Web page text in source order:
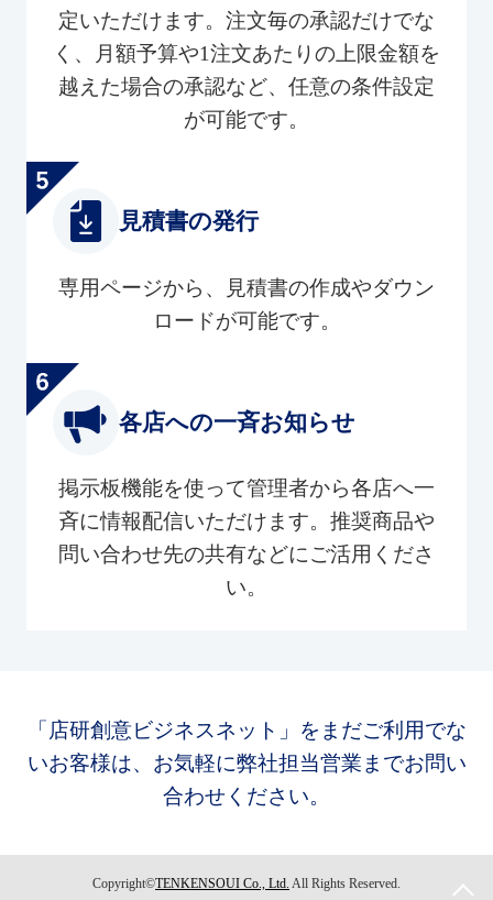
定いただけます。注文毎の承認だけでな
く、月額予算や1注文あたりの上限金額を
越えた場合の承認など、任意の条件設定
が可能です。
見積書の発行
専用ページから、見積書の作成やダウン
ロードが可能です。
各店への一斉お知らせ
掲示板機能を使って管理者から各店へ一
斉に情報配信いただけます。推奨商品や
問い合わせ先の共有などにご活用くださ
い。
「店研創意ビジネスネット」をまだご利用でな
いお客様は、お気軽に弊社担当営業までお問い
合わせください。
Copyright©TENKENSOUI Co., Ltd. All Rights Reserved.